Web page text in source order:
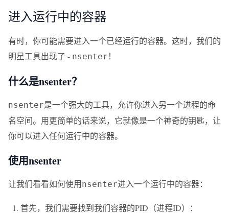
进入运行中的容器
有时，你可能需要进入一个已经运行的容器。这时，我们的
明星工具出现了 - nsenter ！
什么是nsenter？
nsenter是一个强大的工具，允许你进入另一个进程的命
名空间。用更简单的话来说，它就像是一个神奇的钥匙，让
你可以进入任何运行中的容器。
使用nsenter
让我们看看如何使用nsenter进入一个运行中的容器：
首先，我们需要找到我们容器的PID（进程ID）：